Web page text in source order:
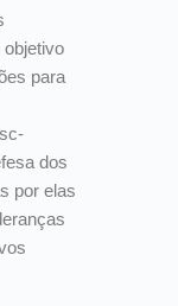
para
dos
por elas